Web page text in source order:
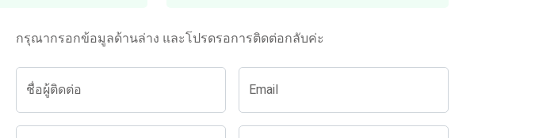
กรุณากรอกข้อมูลด้านล่าง และโปรดรอการติดต่อกลับค่ะ
ชื่อผู้ติดต่อ Email